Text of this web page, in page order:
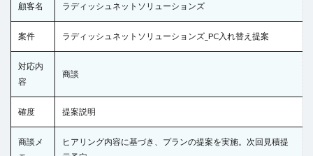
顧客名 ラディッシュネットソリューションズ
案件 ラディッシュネットソリューションズ_PC入れ替え提案
対応内
容
商談
確度 提案説明
商談メ
ヒアリング内容に基づき、プランの提案を実施。次回見積提